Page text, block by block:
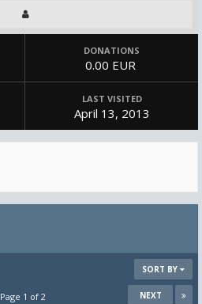
DONATIONS
0.00 EUR
LAST VISITED
April 13, 2013
SORT BY
NEXT
Page 1 of 2